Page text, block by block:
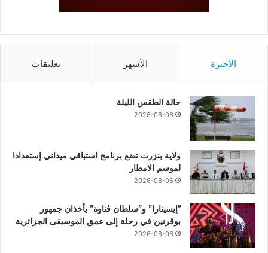
الأخيرة الأشهر تعليقات
حالة الطقس الليلة
2026-08-06
ولاية بنزرت تضع برنامج استباقي ميداني إستعدادا
لموسم الامطار
2026-08-06
“إيسينارا” و”سلطان ڤناوة” يأخذان جمهور
بوقرنين في رحلة إلى عمق الموسيقى الجزائرية
2026-08-06